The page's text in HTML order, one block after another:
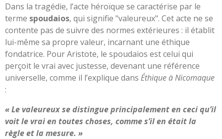
Dans la tragédie, l’acte héroïque se caractérise par le
terme spoudaios, qui signifie "valeureux". Cet acte ne se
contente pas de suivre des normes extérieures : il établit
lui-même sa propre valeur, incarnant une éthique
fondatrice. Pour Aristote, le spoudaios est celui qui
perçoit le vrai avec justesse, devenant une référence
universelle, comme il l’explique dans Éthique à Nicomaque
:
« Le valeureux se distingue principalement en ceci qu’il
voit le vrai en toutes choses, comme s’il en était la
règle et la mesure. »